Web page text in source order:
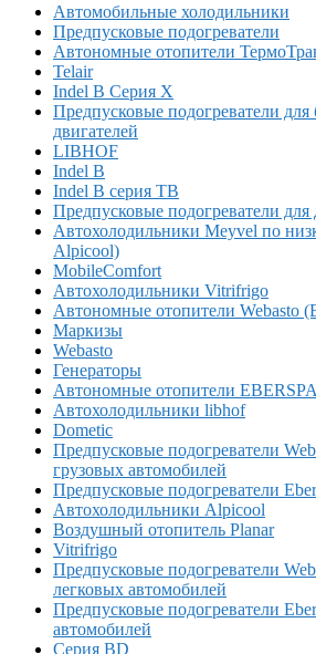
Автомобильные холодильники
Предпусковые подогреватели
Автономные отопители
Telair
Indel B Серия X
Предпусковые подогреватели
двигателей
LIBHOF
Indel B
Indel B серия TB
Предпусковые подогреватели для
Автохолодильники Meyvel по
Alpicool)
MobileComfort
Автохолодильники Vitrifrigo
Автономные отопители Webasto
Маркизы
Webasto
Генераторы
Автономные отопители
Автохолодильники libhof
Dometic
Предпусковые подогреватели
грузовых автомобилей
Предпусковые подогреватели
Автохолодильники Alpicool
Воздушный отопитель Planar
Vitrifrigo
Предпусковые подогреватели
легковых автомобилей
Предпусковые подогреватели
автомобилей
Серия BD